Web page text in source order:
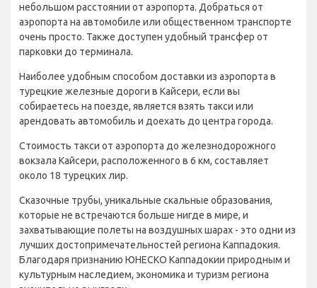
небольшом расстоянии от аэропорта. Добраться от
аэропорта на автомобиле или общественном транспорте
очень просто. Также доступен удобный трансфер от
парковки до терминала.
Наиболее удобным способом доставки из аэропорта в
турецкие железные дороги в Кайсери, если вы
собираетесь на поезде, является взять такси или
арендовать автомобиль и доехать до центра города.
Стоимость такси от аэропорта до железнодорожного
вокзала Кайсери, расположенного в 6 км, составляет
около 18 турецких лир.
Сказочные трубы, уникальные скальные образования,
которые не встречаются больше нигде в мире, и
захватывающие полеты на воздушных шарах - это одни из
лучших достопримечательностей региона Каппадокия.
Благодаря признанию ЮНЕСКО Каппадокии природным и
культурным наследием, экономика и туризм региона